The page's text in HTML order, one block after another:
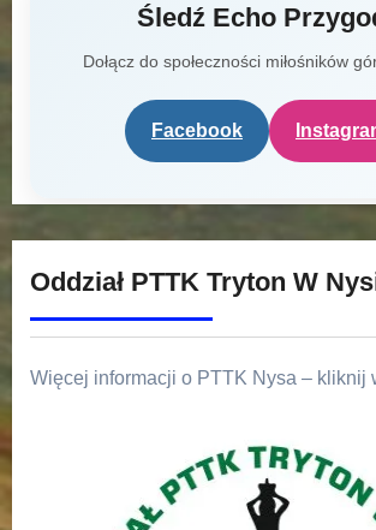
Śledź Echo
Dołącz do społeczności miłośników
Facebook
Oddział PTTK Tryton W
Więcej informacji o PTTK Nysa – kliknij